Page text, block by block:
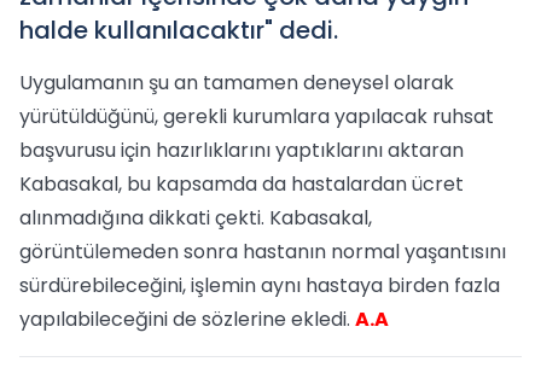
halde kullanılacaktır" dedi.
Uygulamanın şu an tamamen deneysel olarak
yürütüldüğünü, gerekli kurumlara yapılacak ruhsat
başvurusu için hazırlıklarını yaptıklarını aktaran
Kabasakal, bu kapsamda da hastalardan ücret
alınmadığına dikkati çekti. Kabasakal,
görüntülemeden sonra hastanın normal yaşantısını
sürdürebileceğini, işlemin aynı hastaya birden fazla
yapılabileceğini de sözlerine ekledi. A.A